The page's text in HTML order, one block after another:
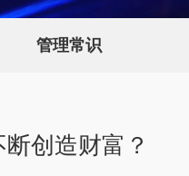
管理常识
创造财富？